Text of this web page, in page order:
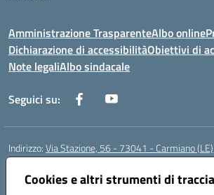
Cookies e altri strumenti di
Amministrazione TrasparenteAlbo online
Dichiarazione di accessibilitàObiettivi di
Note legaliAlbo sindacale
Seguici su:
Indirizzo:Via Stazione, 56 - 73041 - Carmiano (LE)
Centralino:
Posta elettronica certificata (PEC):